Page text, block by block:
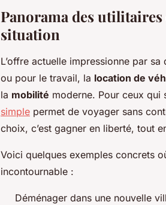
Panorama des utilitaires
situation
L’offre actuelle impressionne par
ou pour le travail, la location de
la mobilité moderne. Pour ceux qui
simple permet de voyager sans
choix, c’est gagner en liberté, tout
Voici quelques exemples concrets
incontournable :
Déménager dans une nouvelle